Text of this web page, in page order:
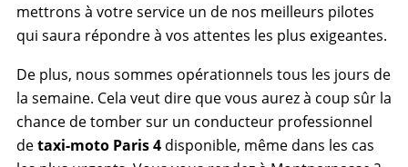
mettrons à votre service un de nos meilleurs pilotes
qui saura répondre à vos attentes les plus exigeantes.
De plus, nous sommes opérationnels tous les jours de
la semaine. Cela veut dire que vous aurez à coup sûr la
chance de tomber sur un conducteur professionnel
detaxi-moto Paris 4 disponible, même dans les cas